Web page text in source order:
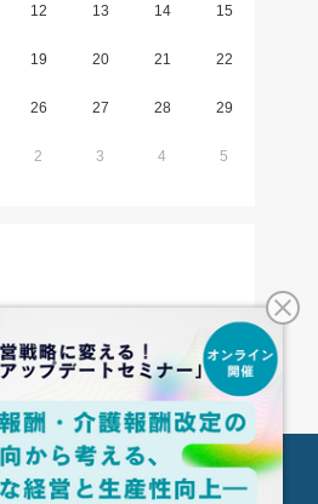
12 13 14 15
19 20 21 22
26 27 28 29
2 3 4 5